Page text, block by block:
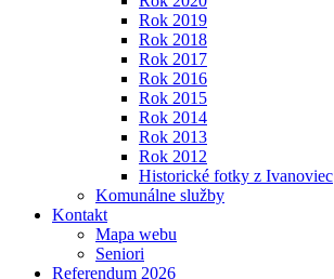
Rok 2019
Rok 2018
Rok 2017
Rok 2016
Rok 2015
Rok 2014
Rok 2013
Rok 2012
Historické fotky z Ivanoviec
Komunálne služby
Kontakt
Mapa webu
Seniori
Referendum 2026